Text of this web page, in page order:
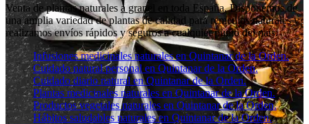
Venta de plantas naturalesa granel en toda España. Disponemos de
una amplia variedad de plantas de calidad para remedios naturales y
realizamos envíos rápidos y seguros a cualquier punto del país.
Infusiones medicinales naturales en Quintanar de la Orden.
Cuidado natural personal en Quintanar de la Orden.
Cuidado diario natural en Quintanar de la Orden.
Plantas medicinales naturales en Quintanar de la Orden.
Productos vegetales naturales en Quintanar de la Orden.
Hábitos saludables naturales en Quintanar de la Orden.